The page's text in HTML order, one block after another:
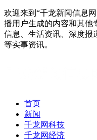
欢迎来到“千龙新闻信息
播用户生成的内容和其他
信息、生活资讯、深度报
等实事资讯。
首页
新闻
千龙网科技
千龙网经济